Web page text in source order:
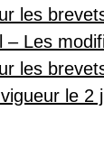
les
– Les
les
le 2